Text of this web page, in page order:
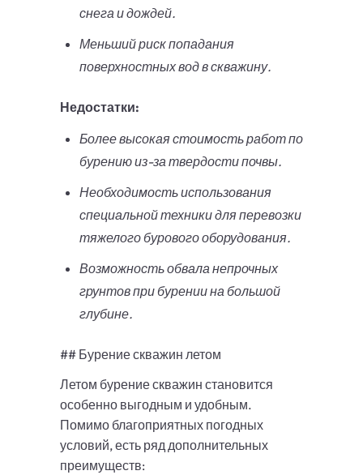
снега и дождей.
Меньший риск попадания
поверхностных вод в скважину.
Недостатки:
Более высокая стоимость работ по
бурению из-за твердости почвы.
Необходимость использования
специальной техники для перевозки
тяжелого бурового оборудования.
Возможность обвала непрочных
грунтов при бурении на большой
глубине.
## Бурение скважин летом
Летом бурение скважин становится
особенно выгодным и удобным.
Помимо благоприятных погодных
условий, есть ряд дополнительных
преимуществ: